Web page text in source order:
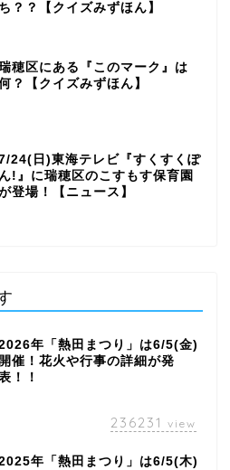
ち？？【クイズみずほん】
穂区にある『このマーク』は
？【クイズみずほん】
24(日)東海テレビ『すくすくぽ
ん!』に瑞穂区のこすもす保育園
登場！【ニュース】
年「熱田まつり」は6/5(金)
開催！花火や行事の詳細が発
！！
236231 view
年「熱田まつり」は6/5(木)